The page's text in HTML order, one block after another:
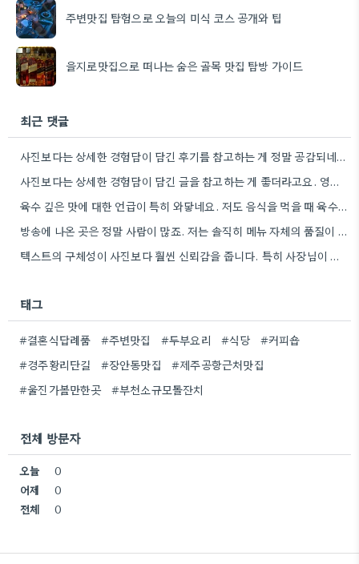
주변맛집 탐험으로 오늘의 미식 코스 공개와 팁
을지로맛집으로 떠나는 숨은 골목 맛집 탐방 가이드
최근 댓글
사진보다는 상세한 경험담이 담긴 후기를 참고하는 게 정말 공감되네요. 특히 어떤 점이 좋았고 아쉬웠는지 구체적으로…
사진보다는 상세한 경험담이 담긴 글을 참고하는 게 좋더라고요. 영화 상영회 경험이 기억에 남는다는 점이 흥미롭네요.
육수 깊은 맛에 대한 언급이 특히 와닿네요. 저도 음식을 먹을 때 육수의 깊은 맛을 중요하게…
방송에 나온 곳은 정말 사람이 많죠. 저는 솔직히 메뉴 자체의 품질이 더 중요하다고 생각해요.
텍스트의 구체성이 사진보다 훨씬 신뢰감을 줍니다. 특히 사장님이 직접 요리하는 곳을 찾는 게 좋은 전략인…
태그
#결혼식답례품 #주변맛집 #두부요리 #식당
#커피숍
#경주황리단길
#장안동맛집
#제주공항근처맛집
#울진가볼만한곳
#부천소규모돌잔치
전체 방문자
오늘
0
어제
0
전체
0